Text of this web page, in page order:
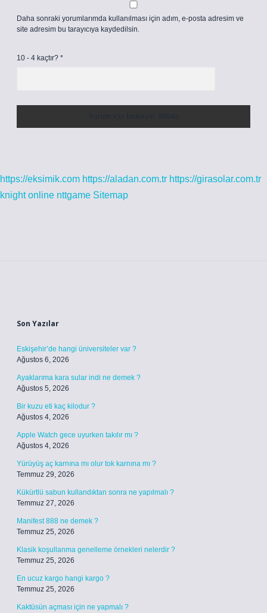
Daha sonraki yorumlarımda kullanılması için adım, e-posta adresim ve
site adresim bu tarayıcıya kaydedilsin.
10 - 4 kaçtır? *
https://eksimik.com https://aladan.com.tr https://girasolar.com.tr
knight online nttgame Sitemap
Son Yazılar
Eskişehir’de hangi üniversiteler var ?
Ağustos 6, 2026
Ayaklarıma kara sular indi ne demek ?
Ağustos 5, 2026
Bir kuzu eti kaç kilodur ?
Ağustos 4, 2026
Apple Watch gece uyurken takılır mı ?
Ağustos 4, 2026
Yürüyüş aç karnına mı olur tok karnına mı ?
Temmuz 29, 2026
Kükürtlü sabun kullandıktan sonra ne yapılmalı ?
Temmuz 27, 2026
Manifest 888 ne demek ?
Temmuz 25, 2026
Klasik koşullanma genelleme örnekleri nelerdir ?
Temmuz 25, 2026
En ucuz kargo hangi kargo ?
Temmuz 25, 2026
Kaktüsün açması için ne yapmalı ?